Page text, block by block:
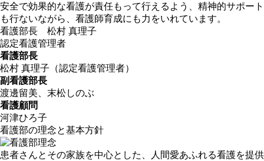
安全で効果的な看護が責任もって行えるよう、精神的サポート
も行ないながら、看護師育成にも力をいれています。
看護部長 松村 真理子
認定看護管理者
看護部長
松村 真理子（認定看護管理者）
副看護部長
渡邊留美、末松しのぶ
看護顧問
河津ひろ子
看護部の理念と基本方針
患者さんとその家族を中心とした、人間愛あふれる看護を提供